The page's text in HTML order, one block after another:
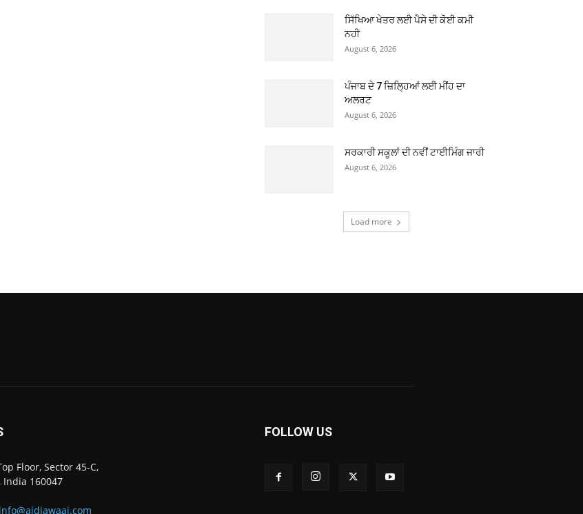
ਸਿੱਖਿਆ ਖੇਤਰ ਲਈ ਪੈਸੇ ਦੀ ਕੋਈ ਕਮੀ
ਨਹੀ
August 6, 2026
ਪੰਜਾਬ ਦੇ 7 ਜ਼ਿਲ੍ਹਿਆਂ ਲਈ ਮੀਂਹ ਦਾ
ਅਲਰਟ
August 6, 2026
ਸਰਕਾਰੀ ਸਕੂਲਾਂ ਦੀ ਨਵੀਂ ਟਾਈਮਿੰਗ ਜਾਰੀ
August 6, 2026
Load more
Floor, Sector 45-C,
160047
info@ajdiawaaj.com
FOLLOW US